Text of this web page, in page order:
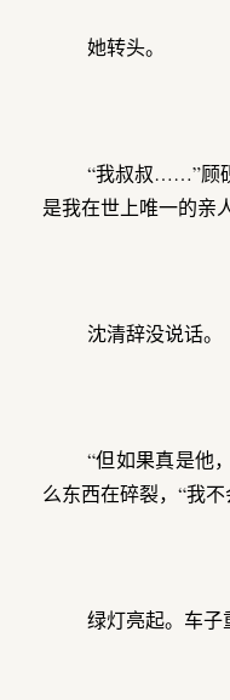
她转头。
“我叔叔……”顾
是我在世上唯一的亲
沈清辞没说话。
“但如果真是他
么东西在碎裂，“我
绿灯亮起。车子